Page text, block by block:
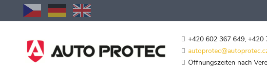
Zum
Inhalt
springen
+420 602 367 649, +420
Öffnungszeiten nach